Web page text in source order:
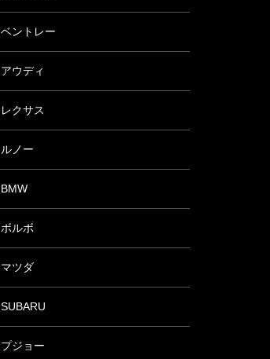
ベントレー
アウディ
レクサス
ルノー
BMW
ボルボ
マツダ
SUBARU
プジョー